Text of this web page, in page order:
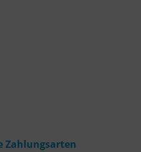
Zahlungsarten